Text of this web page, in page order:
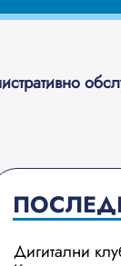
Дигитални